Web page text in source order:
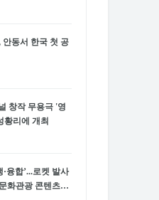
Cultural
동서 한국 첫 공
창작 무용극 '영
황리에 개최
융합’...로켓 발사
화관광 콘텐츠로